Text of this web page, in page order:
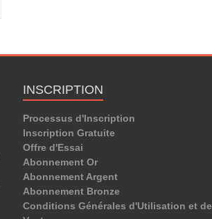
INSCRIPTION
Processus d'Inscription
Inscription Gratuite
Offre d'Essai
Abonnement Or
Abonnement Argent
Abonnement Bronze
Conditions Générales d'Utilisation et de